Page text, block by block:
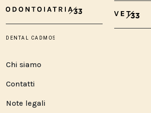
Chi siamo
Contatti
Note legali